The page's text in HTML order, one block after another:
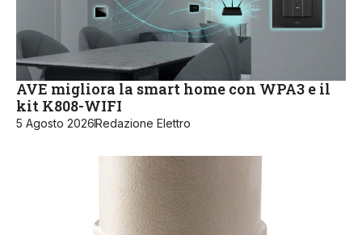
AVE migliora la smart home con WPA3 e il
kit K808-WIFI
5 Agosto 2026Redazione Elettro